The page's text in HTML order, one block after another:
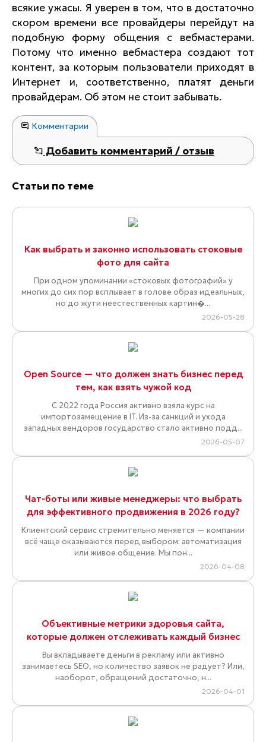
всякие ужасы. Я уверен в том, что в достаточно
скором времени все провайдеры перейдут на
подобную форму общения с вебмастерами.
Потому что именно вебмастера создают тот
контент, за которым пользователи приходят в
Интернет и, соответственно, платят деньги
провайдерам. Об этом не стоит забывать.
Комментарии
Добавить комментарий / отзыв
Статьи по теме
Как выбрать и законно использовать стоковые
фото для сайта
При одном упоминании «стоковых фотографий» у
многих до сих пор всплывает в голове образ идеальных,
но до жути неестественных картин�...
2026-05-28
Open Source — что должен знать бизнес перед
тем, как взять чужой код
С 2022 года Россия активно взяла курс на
импортозамещение в IT. Из-за санкций и ухода
западных вендоров государство стало активно подд...
2026-05-07
Чат-боты или живые менеджеры: что выбрать
для эффективного продвижения в 2026 году?
Клиентский сервис стремительно меняется — компании
всё чаще оказываются перед выбором: автоматизация
или живое общение. Мы пон...
2026-04-08
Объективные метрики здоровья сайта,
которые должен отслеживать каждый бизнес
Вы вкладываете деньги в рекламу или активно
занимаетесь SEO, но количество заявок не радует? Или,
наоборот, обращений достаточно, н...
2026-04-01